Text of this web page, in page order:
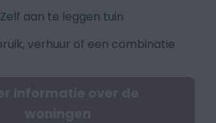
Zelf aan te leggen tuin
verhuur of een combinatie